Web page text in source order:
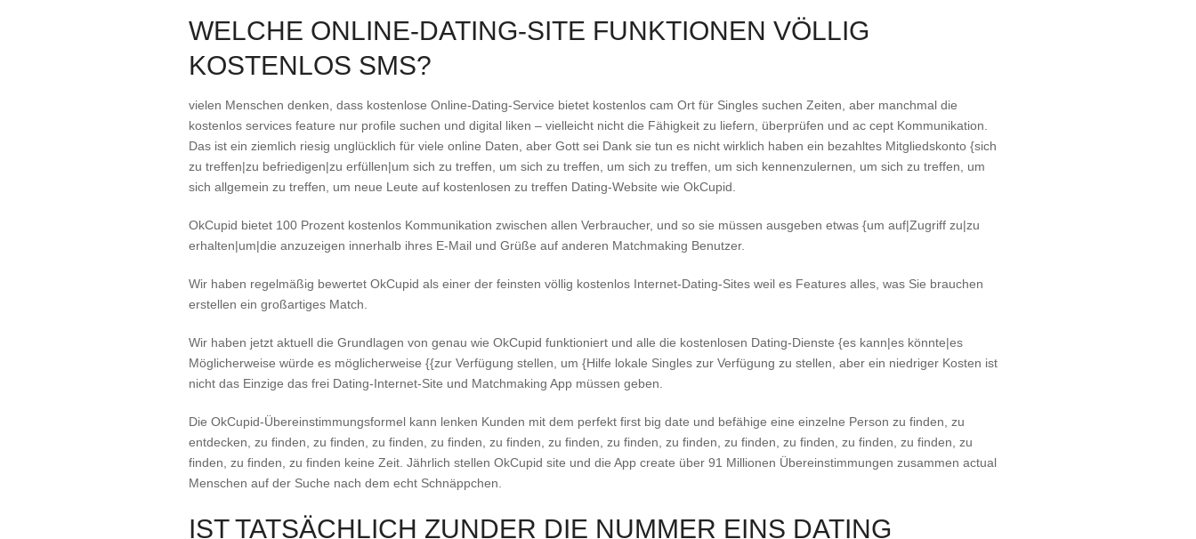
WELCHE ONLINE-DATING-SITE FUNKTIONEN VÖLLIG
KOSTENLOS SMS?
vielen Menschen denken, dass kostenlose Online-Dating-Service bietet kostenlos cam Ort für Singles suchen Zeiten, aber manchmal die
kostenlos services feature nur profile suchen und digital liken – vielleicht nicht die Fähigkeit zu liefern, überprüfen und ac cept Kommunikation.
Das ist ein ziemlich riesig unglücklich für viele online Daten, aber Gott sei Dank sie tun es nicht wirklich haben ein bezahltes Mitgliedskonto {sich
zu treffen|zu befriedigen|zu erfüllen|um sich zu treffen, um sich zu treffen, um sich zu treffen, um sich kennenzulernen, um sich zu treffen, um
sich allgemein zu treffen, um neue Leute auf kostenlosen zu treffen Dating-Website wie OkCupid.
OkCupid bietet 100 Prozent kostenlos Kommunikation zwischen allen Verbraucher, und so sie müssen ausgeben etwas {um auf|Zugriff zu|zu
erhalten|um|die anzuzeigen innerhalb ihres E-Mail und Grüße auf anderen Matchmaking Benutzer.
Wir haben regelmäßig bewertet OkCupid als einer der feinsten völlig kostenlos Internet-Dating-Sites weil es Features alles, was Sie brauchen
erstellen ein großartiges Match.
Wir haben jetzt aktuell die Grundlagen von genau wie OkCupid funktioniert und alle die kostenlosen Dating-Dienste {es kann|es könnte|es
Möglicherweise würde es möglicherweise {{zur Verfügung stellen, um {Hilfe lokale Singles zur Verfügung zu stellen, aber ein niedriger Kosten ist
nicht das Einzige das frei Dating-Internet-Site und Matchmaking App müssen geben.
Die OkCupid-Übereinstimmungsformel kann lenken Kunden mit dem perfekt first big date und befähige eine einzelne Person zu finden, zu
entdecken, zu finden, zu finden, zu finden, zu finden, zu finden, zu finden, zu finden, zu finden, zu finden, zu finden, zu finden, zu finden, zu
finden, zu finden, zu finden keine Zeit. Jährlich stellen OkCupid site und die App create über 91 Millionen Übereinstimmungen zusammen actual
Menschen auf der Suche nach dem echt Schnäppchen.
IST TATSÄCHLICH ZUNDER DIE NUMMER EINS DATING